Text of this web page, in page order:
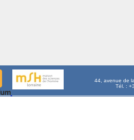
44, avenue de
Tél. :